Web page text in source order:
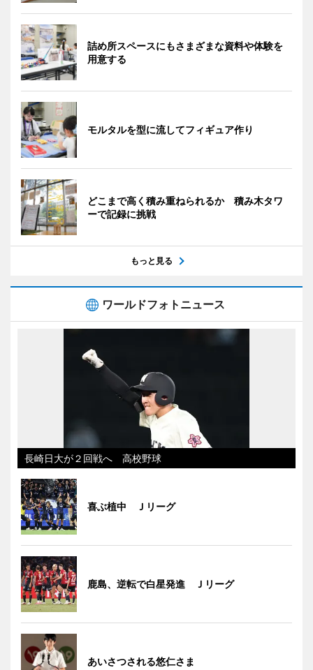
詰め所スペースにもさまざまな資料や体験を
用意する
モルタルを型に流してフィギュア作り
どこまで高く積み重ねられるか 積み木タワ
ーで記録に挑戦
もっと見る
ワールドフォトニュース
長崎日大が２回戦へ 高校野球
喜ぶ植中 Ｊリーグ
鹿島、逆転で白星発進 Ｊリーグ
あいさつされる悠仁さま